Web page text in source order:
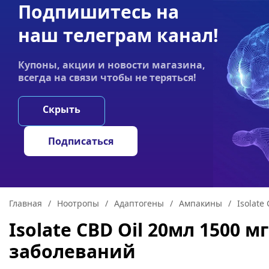
Акции Оплата Статьи
График работы:
Пн-пт 9:00–19:00
НООТРОПЫ
Главная / Ноотропы / Адаптогены / Ампакины / Isolate
Isolate CBD Oil 20мл 1500
заболеваний
Подпишитесь на
наш телеграм канал!
Купоны, акции и новости магазина,
всегда на связи чтобы не теряться!
Скрыть
Подписаться